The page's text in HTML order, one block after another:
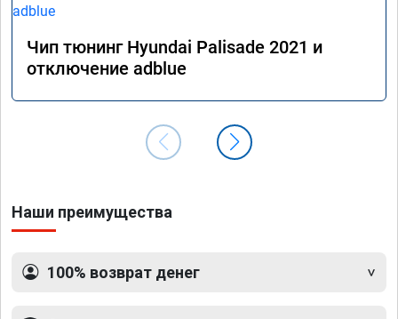
Чип тюнинг Hyundai Palisade 2021 и
отключение adblue
Наши преимущества
100% возврат денег